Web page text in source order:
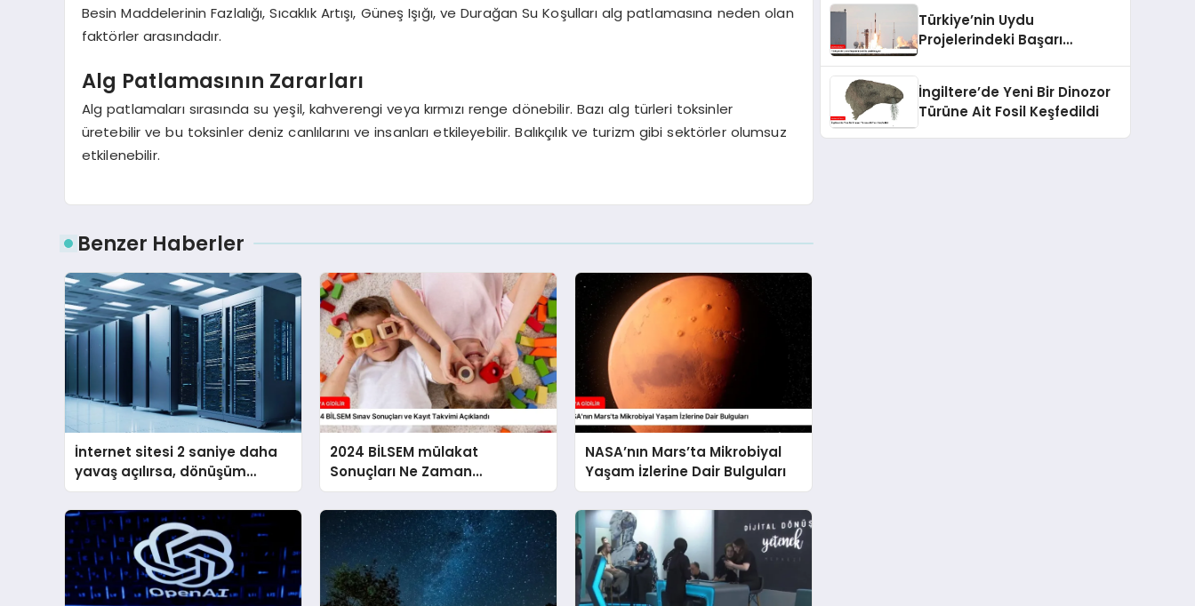
Besin Maddelerinin Fazlalığı, Sıcaklık Artışı, Güneş Işığı, ve Durağan Su Koşulları alg patlamasına neden olan
faktörler arasındadır.
Alg Patlamasının Zararları
Alg patlamaları sırasında su yeşil, kahverengi veya kırmızı renge dönebilir. Bazı alg türleri toksinler
üretebilir ve bu toksinler deniz canlılarını ve insanları etkileyebilir. Balıkçılık ve turizm gibi sektörler olumsuz
etkilenebilir.
Benzer Haberler
İnternet sitesi 2 saniye daha
yavaş açılırsa, dönüşüm
oranını %1’e yakın azaltıyor
2024 BİLSEM mülakat
Sonuçları Ne Zaman
Açıklanacak
NASA’nın Mars’ta Mikrobiyal
Yaşam İzlerine Dair Bulguları
Türkiye’nin Uydu
Projelerindeki Başarı
İngiltere’de Yeni Bir Dinozor
Türüne Ait Fosil Keşfedildi